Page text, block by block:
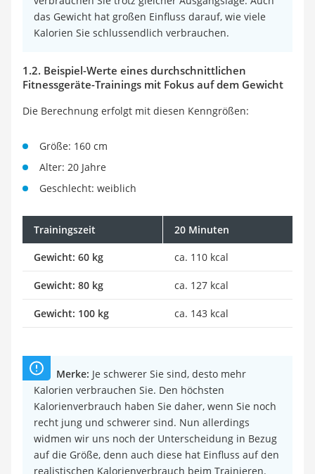
das Gewicht hat großen Einfluss darauf, wie viele
Kalorien Sie schlussendlich verbrauchen.
1.2. Beispiel-Werte eines durchschnittlichen
Fitnessgeräte-Trainings mit Fokus auf dem Gewicht
Die Berechnung erfolgt mit diesen Kenngrößen:
Größe: 160 cm
Alter: 20 Jahre
Geschlecht: weiblich
Trainingszeit 20 Minuten
Gewicht: 60 kg ca. 110 kcal
Gewicht: 80 kg ca. 127 kcal
Gewicht: 100 kg ca. 143 kcal
Merke: Je schwerer Sie sind, desto mehr
Kalorien verbrauchen Sie. Den höchsten
Kalorienverbrauch haben Sie daher, wenn Sie noch
recht jung und schwerer sind. Nun allerdings
widmen wir uns noch der Unterscheidung in Bezug
auf die Größe, denn auch diese hat Einfluss auf den
realistischen Kalorienverbrauch beim Trainieren.